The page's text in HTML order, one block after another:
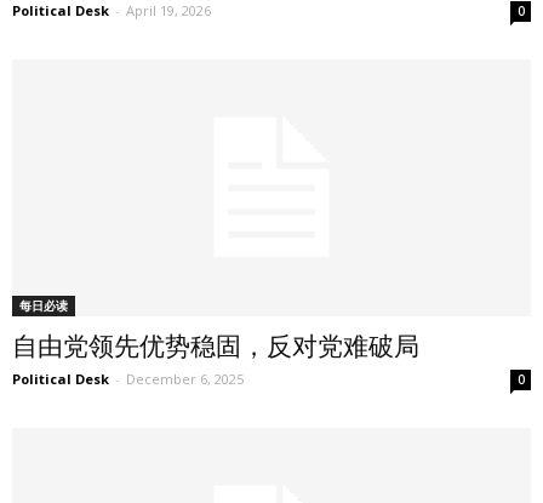
Political Desk - April 19, 2026 0
每日必读
自由党领先优势稳固，反对党难破局
Political Desk - December 6, 2025 0